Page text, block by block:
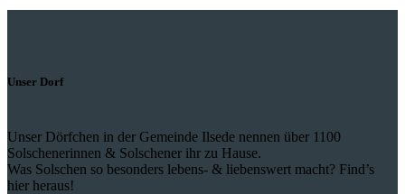
Unser Dorf
Unser Dörfchen in der Gemeinde Ilsede nennen über 1100
Solschenerinnen & Solschener ihr zu Hause.
Was Solschen so besonders lebens- & liebenswert macht? Find’s
hier heraus!